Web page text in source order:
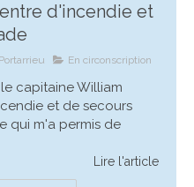
d'incendie et
En circonscription
capitaine William
et de secours
qui m'a permis de
Lire l'article